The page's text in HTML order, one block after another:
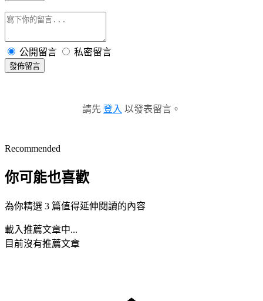
公開留言 私密留言
發佈留言
請先 登入 以發表留言。
Recommended
你可能也喜歡
為你精選 3 篇值得延伸閱讀的內容
載入推薦文章中...
目前沒有推薦文章